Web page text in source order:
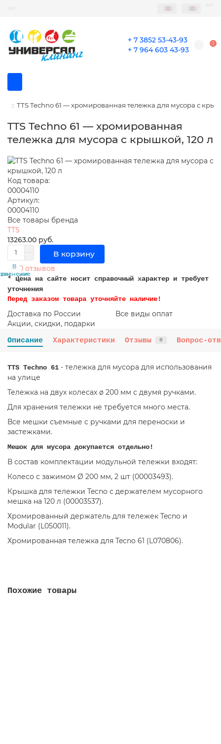
0 0
+ 7 3852 53-43-93
+ 7 964 603 43-93
0
TTS Techno 61 — хромированная тележка для мусора с
TTS Techno 61 — хромированная
тележка для мусора с крышкой, 120 л
Код товара:
00004110
Артикул:
00004110
Все товары бренда
TTS
13263.00 руб.
В корзину
В
закладки
В 0 отзывов
* Цена на сайте носит справочный характер и требует
уточнения
Перед заказом товара уточняйте наличие!
Доставка по России
Все виды оплат
Акции, скидки, подарки
Описание
Характеристики Отзывы 0 Вопрос-
TTS Techno 61 - тележка для мусора для использования
на улице
Тележка на двух колесах ø 200 мм с двумя ручками.
Для хранения тележки не требуется много места.
Все мешки съемные с ручками для переноски и
застежками.
Мешок для мусора докупается отдельно!
В состав комплектации модульной тележки входят:
Колесо с зажимом Ø 200 мм, 2 шт (00003493).
Крышка для тележки Tecno с держателем мусорного
мешка на 120 л (00003537).
Хромированный держатель для тележек Tecno и
Modular (L050011).
Хромированная тележка для Tecno 61 (L070806).
Похожие товары